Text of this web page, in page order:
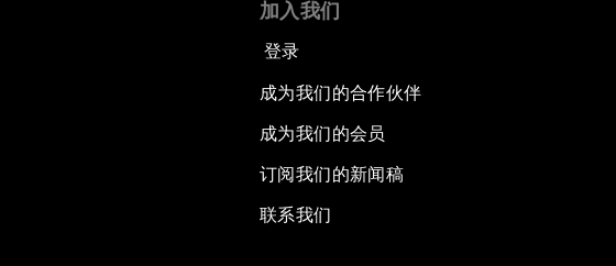
加入我们
登录
成为我们的合作伙伴
成为我们的会员
订阅我们的新闻稿
联系我们